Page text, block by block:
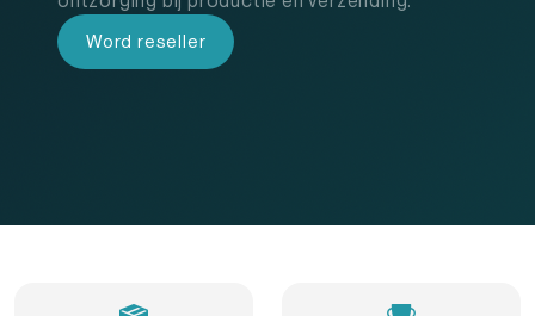
Word reseller